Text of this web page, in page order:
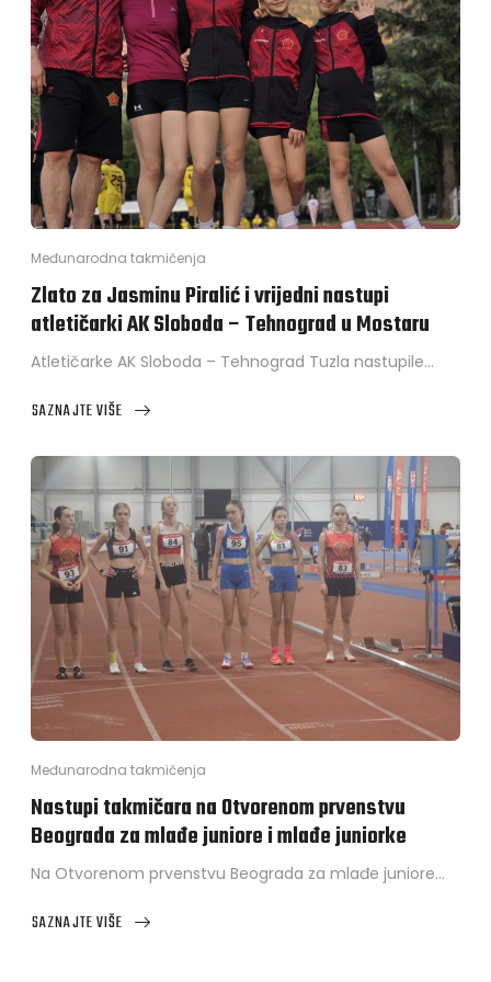
Međunarodna takmičenja
Zlato za Jasminu Piralić i vrijedni nastupi
atletičarki AK Sloboda – Tehnograd u Mostaru
Atletičarke AK Sloboda – Tehnograd Tuzla nastupile…
SAZNAJTE VIŠE
ABOUT
ZA
JASMINU
PIRALIĆ
I
VRIJEDNI
NASTUPI
ATLETIČARKI
SLOBODA
–
TEHNOGRAD
U
MOSTARU
Međunarodna takmičenja
Nastupi takmičara na Otvorenom prvenstvu
Beograda za mlađe juniore i mlađe juniorke
Na Otvorenom prvenstvu Beograda za mlađe juniore…
SAZNAJTE VIŠE
ABOUT